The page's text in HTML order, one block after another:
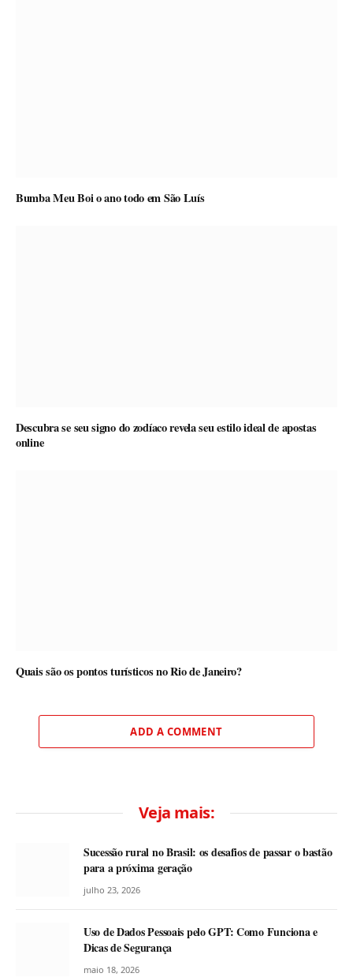
Bumba Meu Boi o ano todo em São Luís
Descubra se seu signo do zodíaco revela seu estilo ideal de apostas
online
Quais são os pontos turísticos no Rio de Janeiro?
ADD A COMMENT
Veja mais:
Sucessão rural no Brasil: os desafios de passar o bastão
para a próxima geração
julho 23, 2026
Uso de Dados Pessoais pelo GPT: Como Funciona e
Dicas de Segurança
maio 18, 2026